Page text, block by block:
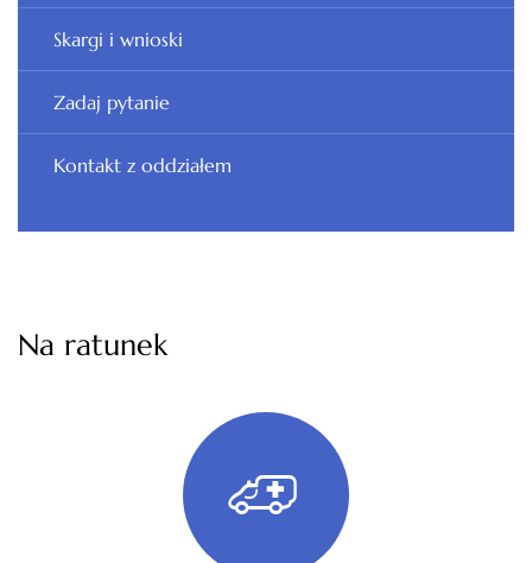
Skargi i wnioski
Zadaj pytanie
Kontakt z oddziałem
Na ratunek